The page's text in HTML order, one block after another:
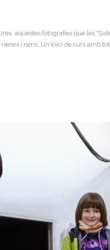
aquestes fotografies que les
i nens. Un inici de curs amb